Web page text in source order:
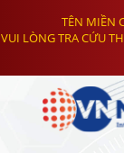
TÊN MIỀN
VUI LÒNG TRA CỨU